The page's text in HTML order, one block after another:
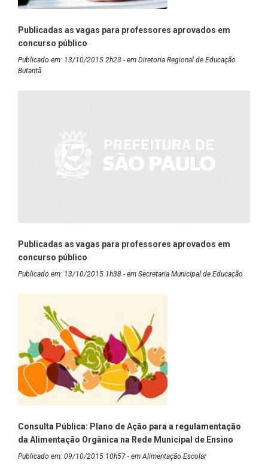
Publicadas as vagas para professores aprovados em
concurso público
Publicado em: 13/10/2015 2h23 - em Diretoria Regional de Educação
Butantã
Publicadas as vagas para professores aprovados em
concurso público
Publicado em: 13/10/2015 1h38 - em Secretaria Municipal de Educação
Consulta Pública: Plano de Ação para a regulamentação
da Alimentação Orgânica na Rede Municipal de Ensino
Publicado em: 09/10/2015 10h57 - em Alimentação Escolar